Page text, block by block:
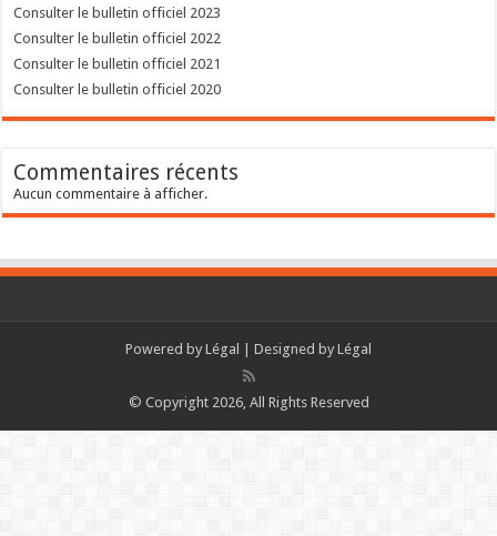
Consulter le bulletin officiel 2023
Consulter le bulletin officiel 2022
Consulter le bulletin officiel 2021
Consulter le bulletin officiel 2020
Commentaires récents
Aucun commentaire à afficher.
Powered by Légal | Designed by Légal
© Copyright 2026, All Rights Reserved